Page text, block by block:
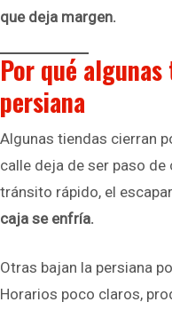
que deja margen.
Por qué
persiana
Algunas tiendas cierran
calle deja de ser paso
tránsito rápido, el
caja se enfría.
Otras bajan la persiana
Horarios poco claros,